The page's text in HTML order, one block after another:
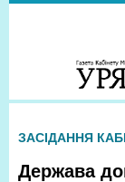
ЗАСІДАННЯ
Держава